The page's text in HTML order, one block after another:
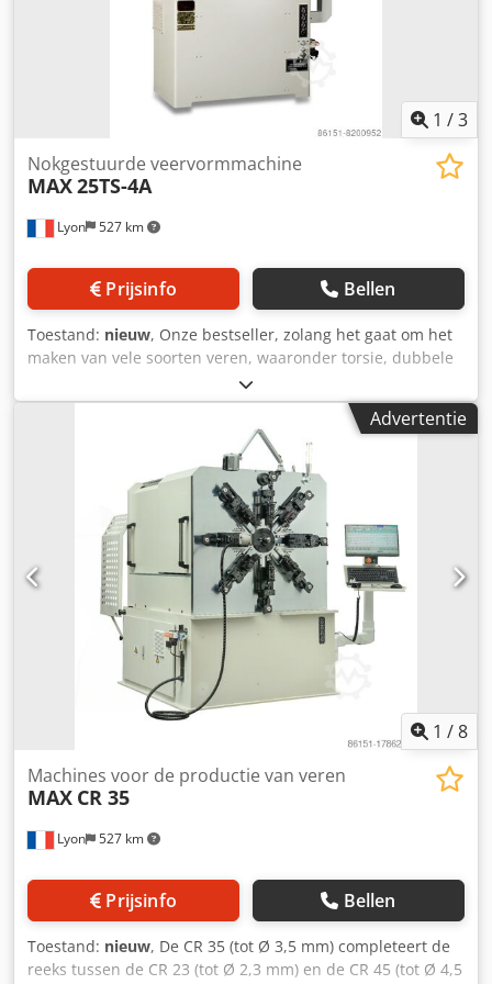
1 /3
Lyon 527 km
Nokgestuurde veervormmachine
MAX25TS-4A
Prijsinfo Bellen
Toestand: nieuw, Onze bestseller, zolang het gaat om het
maken van vele soorten veren, waaronder torsie, dubbele
torsie, verlenging & draadvormen. Goedkoop in prijs, maar
waardevol in termen van productiesnelheid,
nauwkeurigheid en mogelijkheden. Crjdpfx Aboi Ik D Eexef
Advertentie
1 /8
Lyon 527 km
Machines voor de productie van veren
MAX CR 35
Prijsinfo Bellen
Toestand: nieuw, De CR 35 (tot Ø 3,5 mm) completeert de
reeks tussen de CR 23 (tot Ø 2,3 mm) en de CR 45 (tot Ø 4,5